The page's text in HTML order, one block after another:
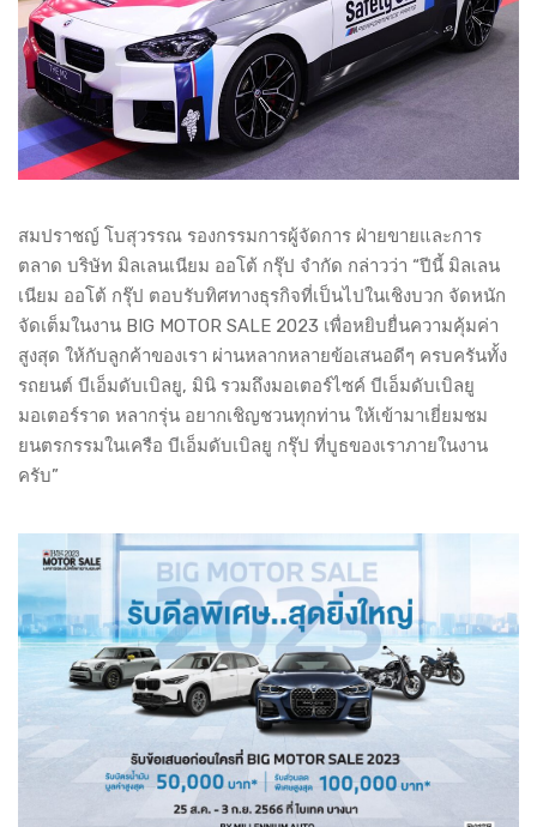
สมปราชญ์ โบสุวรรณ รองกรรมการผู้จัดการ ฝ่ายขายและการ
ตลาด บริษัท มิลเลนเนียม ออโต้ กรุ๊ป จำกัด กล่าวว่า “ปีนี้ มิลเลน
เนียม ออโต้ กรุ๊ป ตอบรับทิศทางธุรกิจที่เป็นไปในเชิงบวก จัดหนัก
จัดเต็มในงาน BIG MOTOR SALE 2023 เพื่อหยิบยื่นความคุ้มค่า
สูงสุด ให้กับลูกค้าของเรา ผ่านหลากหลายข้อเสนอดีๆ ครบครันทั้ง
รถยนต์ บีเอ็มดับเบิลยู, มินิ รวมถึงมอเตอร์ไซค์ บีเอ็มดับเบิลยู
มอเตอร์ราด หลากรุ่น อยากเชิญชวนทุกท่าน ให้เข้ามาเยี่ยมชม
ยนตรกรรมในเครือ บีเอ็มดับเบิลยู กรุ๊ป ที่บูธของเราภายในงาน
ครับ”